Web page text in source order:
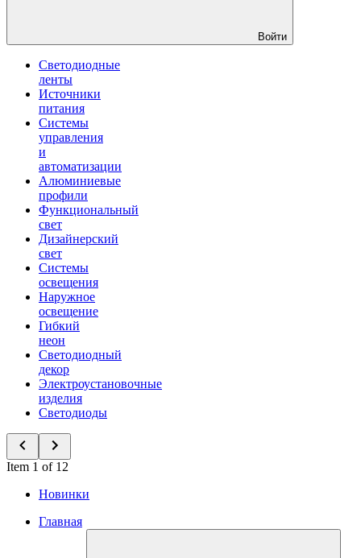
Войти
Светодиодные
ленты
Источники
питания
Системы
управления
и
автоматизации
Алюминиевые
профили
Функциональный
свет
Дизайнерский
свет
Системы
освещения
Наружное
освещение
Гибкий
неон
Светодиодный
декор
Электроустановочные
изделия
Светодиоды
Item 1 of 12
Новинки
Главная